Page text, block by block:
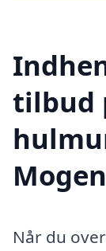
tilbud
Når du